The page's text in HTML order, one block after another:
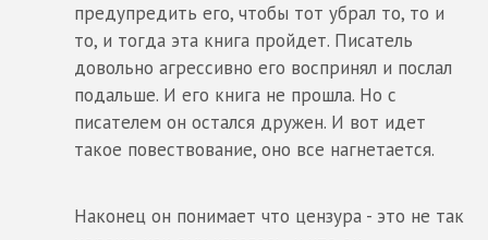
предупредить его, чтобы тот убрал то, то и
то, и тогда эта книга пройдет. Писатель
довольно агрессивно его воспринял и послал
подальше. И его книга не прошла. Но с
писателем он остался дружен. И вот идет
такое повествование, оно все нагнетается.
Наконец он понимает что цензура - это не так